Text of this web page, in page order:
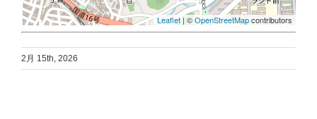
Leaflet | ©OpenStreetMapcontributors
2月 15th, 2026